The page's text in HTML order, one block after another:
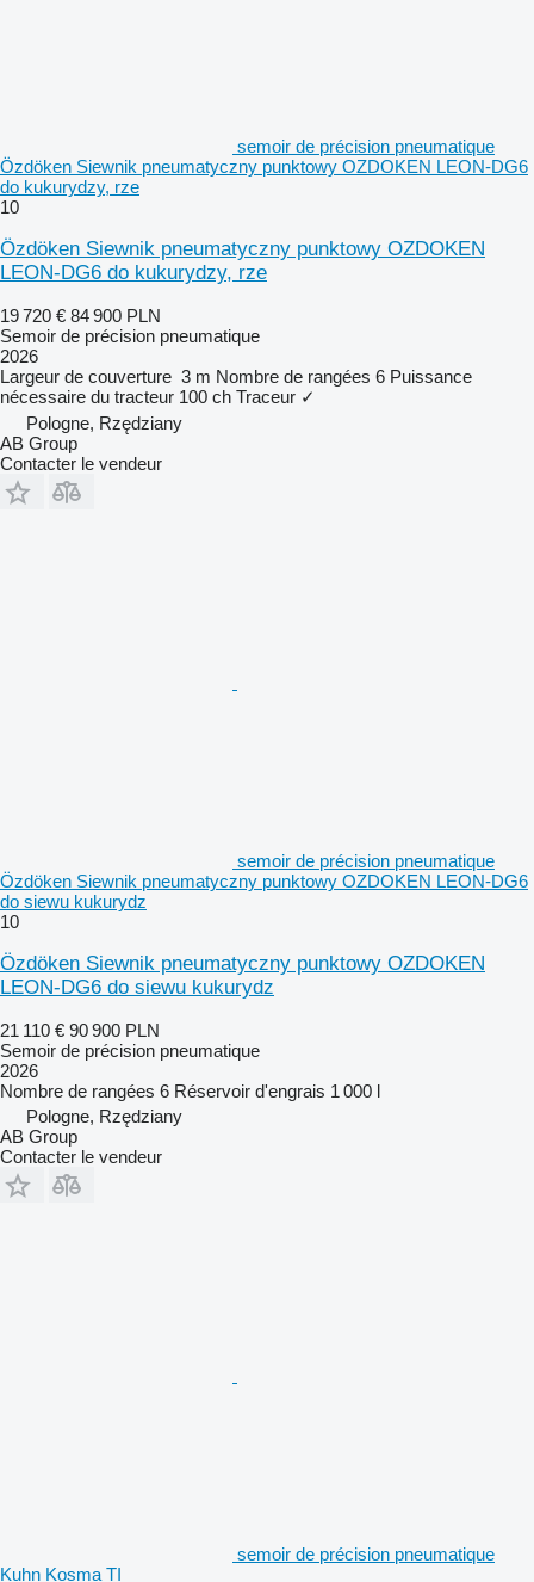
semoir de précision pneumatique
Özdöken Siewnik pneumatyczny punktowy OZDOKEN LEON-DG6
do kukurydzy, rze
10
Özdöken Siewnik pneumatyczny punktowy OZDOKEN
LEON-DG6 do kukurydzy, rze
19 720 € 84 900 PLN
Semoir de précision pneumatique
2026
Largeur de couverture 3 m Nombre de rangées 6 Puissance
nécessaire du tracteur 100 ch Traceur ✓
Pologne, Rzędziany
AB Group
Contacter le vendeur
semoir de précision pneumatique
Özdöken Siewnik pneumatyczny punktowy OZDOKEN LEON-DG6
do siewu kukurydz
10
Özdöken Siewnik pneumatyczny punktowy OZDOKEN
LEON-DG6 do siewu kukurydz
21 110 € 90 900 PLN
Semoir de précision pneumatique
2026
Nombre de rangées 6 Réservoir d'engrais 1 000 l
Pologne, Rzędziany
AB Group
Contacter le vendeur
semoir de précision pneumatique
Kuhn Kosma TI